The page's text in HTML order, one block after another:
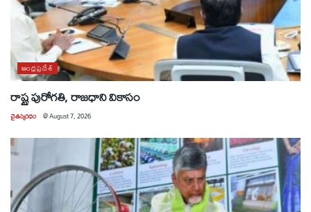
ఆంధ్రప్రదేశ్
రాష్ట్ర పురోగతి, రాజధాని వికాసం
చైతన్యరధం @August 7, 2026